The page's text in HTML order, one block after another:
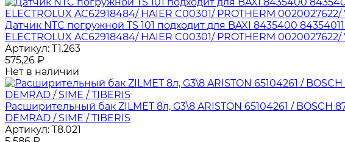
Датчик NTC погружной TS 101 подходит для BAXI 8435400
ELECTROLUX AC62918484/ HAIER C00301/ PROTHERM
Артикул: T1.263
575,26 ₽
Нет в наличии
Расширительный бак ZILMET 8л, G3\8 ARISTON 65104261 / BOSCH
DEMRAD / SIME / TIBERIS
Артикул: T8.021